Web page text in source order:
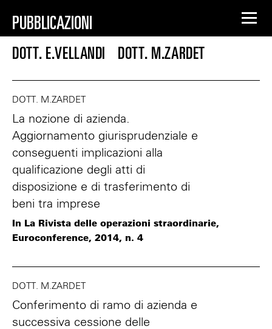
PUBBLICAZIONI
DOTT. E.VELLANDI DOTT. M.ZARDET
DOTT. M.ZARDET
La nozione di azienda.
Aggiornamento giurisprudenziale e
conseguenti implicazioni alla
qualificazione degli atti di
disposizione e di trasferimento di
beni tra imprese
In La Rivista delle operazioni straordinarie,
Euroconference, 2014, n. 4
DOTT. M.ZARDET
Conferimento di ramo di azienda e
successiva cessione delle